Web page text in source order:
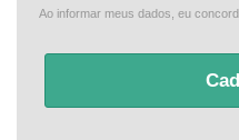
Ao informar meus dados, eu